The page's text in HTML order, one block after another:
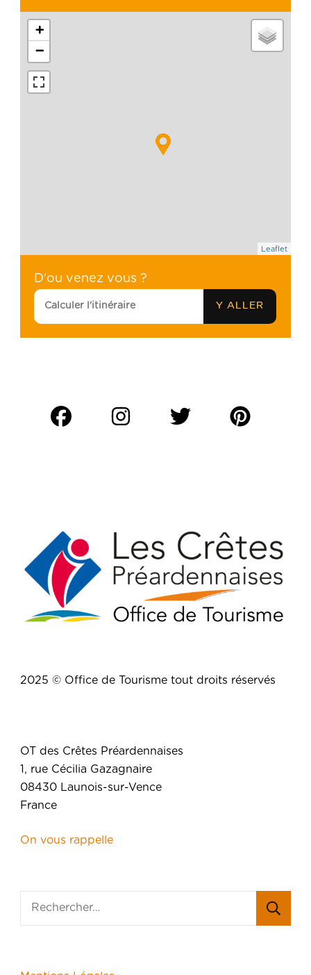
+
−
Leaflet
D'ou venez vous ?
2025 © Office de Tourisme tout droits réservés
OT des Crêtes Préardennaises
1, rue Cécilia Gazagnaire
08430 Launois-sur-Vence
France
On vous rappelle